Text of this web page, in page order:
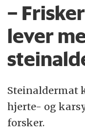
–
lever
Steinaldermat
hjerte- og
forsker.